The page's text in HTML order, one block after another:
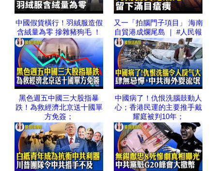
中國假貨橫行！羽絨服造假
含絨量為零 摻雜豬狗毛 ！
又一「拍腦門子項目」 海南
自貿港成爛尾島 ｜ #人民報
黑色週五中國三大股指暴
跌！為救經濟北京送十國單
方免簽；
中國病了！仇恨洗腦鼓動人
心；香港民運的主要推手戴
耀庭被判10年；